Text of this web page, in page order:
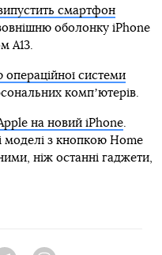
смартфон
оболонку iPhone
A13.
операційної системи
компʼютерів.
на новий iPhone.
з кнопкою Home
ніж останні гаджети,